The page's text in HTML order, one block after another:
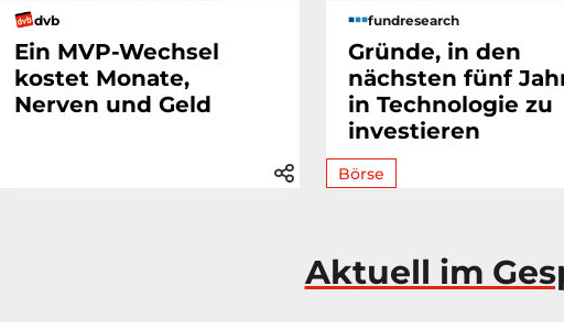
dvb
Ein MVP-Wechsel
kostet Monate,
Nerven und Geld
fundresearch
Gründe, in den
nächsten fünf
in Technologie zu
investieren
Börse
Aktuell im